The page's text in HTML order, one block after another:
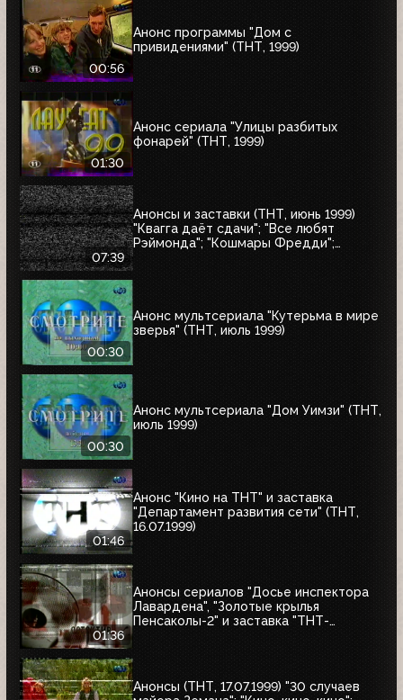
00:56
Анонс программы "Дом с
привидениями" (ТНТ, 1999)
01:30
Анонс сериала "Улицы разбитых
фонарей" (ТНТ, 1999)
07:39
Анонсы и заставки (ТНТ, июнь 1999)
"Квагга даёт сдачи"; "Все любят
Рэймонда"; "Кошмары Фредди";
00:30
Анонс мультсериала "Кутерьма в мире
зверья" (ТНТ, июль 1999)
00:30
Анонс мультсериала "Дом Уимзи" (ТНТ,
июль 1999)
01:46
Анонс "Кино на ТНТ" и заставка
"Департамент развития сети" (ТНТ,
16.07.1999)
01:36
Анонсы сериалов "Досье инспектора
Лавардена", "Золотые крылья
Пенсаколы-2" и заставка "ТНТ-
Анонсы (ТНТ, 17.07.1999) "30 случаев